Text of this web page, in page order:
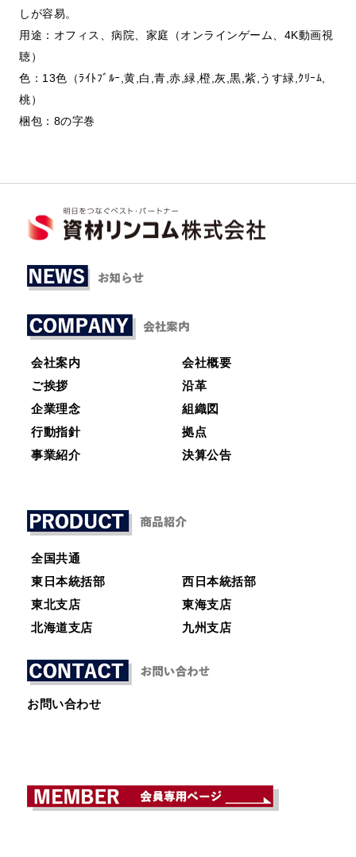
しが容易。
用途：オフィス、病院、家庭（オンラインゲーム、4K動画視
聴）
色：13色（ﾗｲﾄﾌﾞﾙｰ,黄,白,青,赤,緑,橙,灰,黒,紫,うす緑,ｸﾘｰﾑ,
桃）
梱包：8の字巻
会社案内
ご挨拶
企業理念
行動指針
事業紹介
会社概要
沿革
組織図
拠点
決算公告
全国共通
東日本統括部
東北支店
北海道支店
西日本統括部
東海支店
九州支店
お問い合わせ